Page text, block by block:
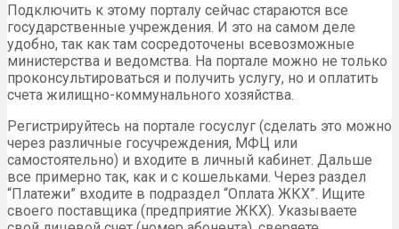
Подключить к этому порталу сейчас стараются все
государственные учреждения. И это на самом деле
удобно, так как там сосредоточены всевозможные
министерства и ведомства. На портале можно не только
проконсультироваться и получить услугу, но и оплатить
счета жилищно-коммунального хозяйства.
Регистрируйтесь на портале госуслуг (сделать это можно
через различные госучреждения, МФЦ или
самостоятельно) и входите в личный кабинет. Дальше
все примерно так, как и с кошельками. Через раздел
“Платежи” входите в подраздел “Оплата ЖКХ”. Ищите
своего поставщика (предприятие ЖКХ). Указываете